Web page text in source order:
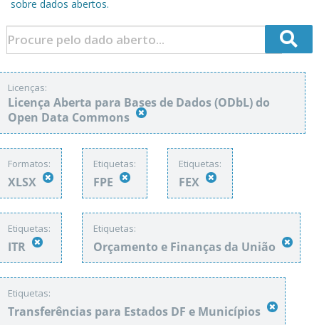
sobre dados abertos.
Licenças:
Licença Aberta para Bases de Dados (ODbL) do
Open Data Commons
Formatos:
XLSX
Etiquetas:
FPE
Etiquetas:
FEX
Etiquetas:
ITR
Etiquetas:
Orçamento e Finanças da União
Etiquetas:
Transferências para Estados DF e Municípios